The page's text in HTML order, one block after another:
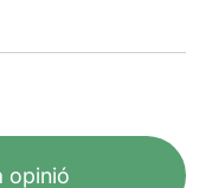
opinió